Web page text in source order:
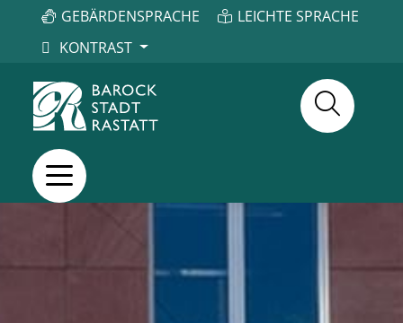
GEBÄRDENSPRACHE
LEICHTE SPRACHE
KONTRAST